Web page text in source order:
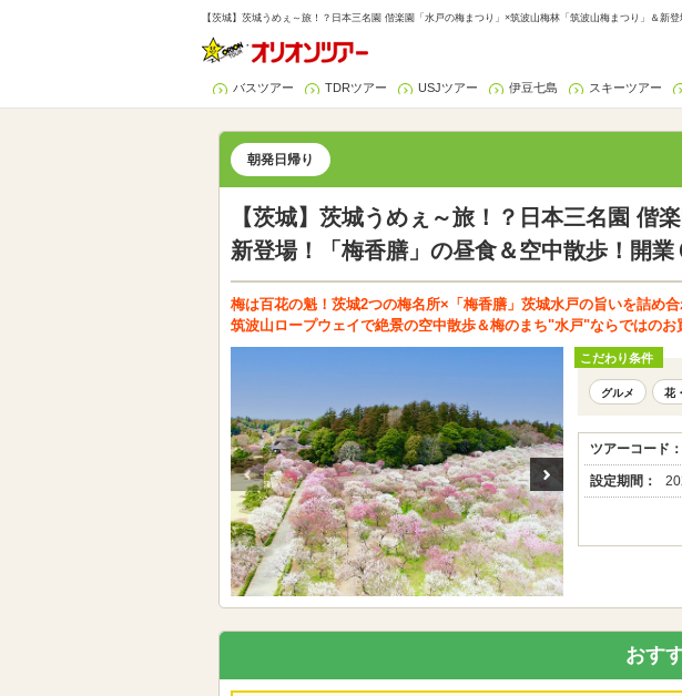
【茨城】茨城うめぇ～旅！？日本三名園 偕楽園「水戸の梅まつり」×筑波山梅林「筑波山梅まつり」＆
バスツアー TDRツアー USJツアー 伊豆七島 スキーツアー
朝発日帰り
【茨城】茨城うめぇ～旅！？日本三名園 偕
新登場！「梅香膳」の昼食＆空中散歩！開
梅は百花の魁！茨城2つの梅名所×「梅香膳」茨城水戸の旨いを詰め
筑波山ロープウェイで絶景の空中散歩＆梅のまち"水戸"ならではのお
こだわり条件
グルメ 花
ツアーコード：
設定期間：
おす